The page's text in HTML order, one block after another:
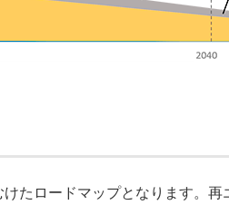
たロードマップとなります。